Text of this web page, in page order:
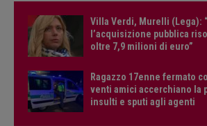
Villa Verdi, Murelli (Lega):
l’acquisizione pubblica
oltre 7,9 milioni di euro”
Ragazzo 17enne fermato
venti amici accerchiano la
insulti e sputi agli agenti